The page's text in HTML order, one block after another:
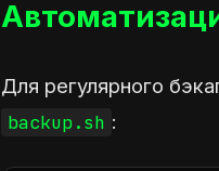
Для регулярного
backup.sh :